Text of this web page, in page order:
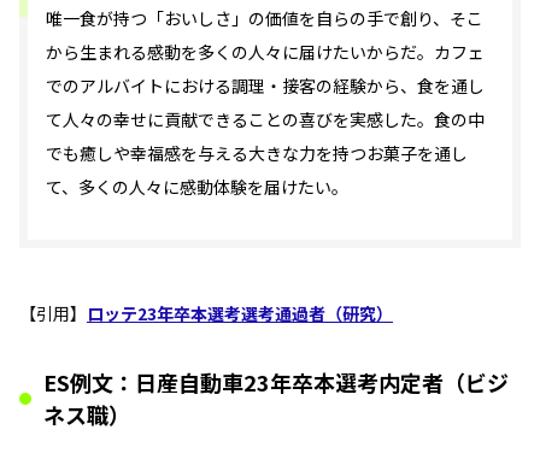
唯一食が持つ「おいしさ」の価値を自らの手で創り、そこ
から生まれる感動を多くの人々に届けたいからだ。カフェ
でのアルバイトにおける調理・接客の経験から、食を通し
て人々の幸せに貢献できることの喜びを実感した。食の中
でも癒しや幸福感を与える大きな力を持つお菓子を通し
て、多くの人々に感動体験を届けたい。
【引用】 ロッテ23年卒本選考選考通過者（研究）
ES例文：日産自動車23年卒本選考内定者（ビジ
ネス職）